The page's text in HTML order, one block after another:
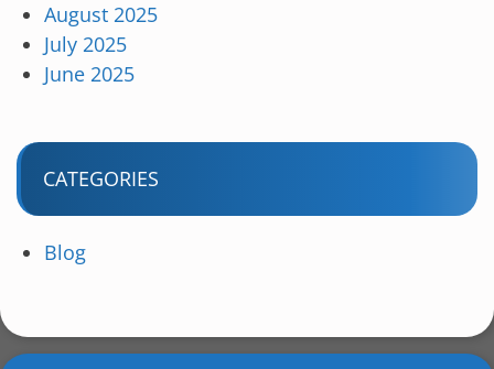
August 2025
July 2025
June 2025
CATEGORIES
Blog